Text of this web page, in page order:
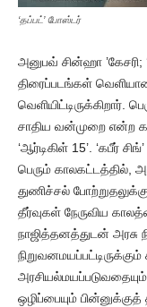
‘தப்பட்’ போஸ்டர்
அனுபவ் சின்ஹா ’கேசரி;
திரைப்படங்கள்
வெளியிட்டிருக்கிறார்.
சாதிய வன்முறை என்ற
‘ஆர்டிகிள் 15’. ‘கபீர்
பெரும் காலகட்டத்தில்,
துணிச்சல்
தீர்வுகள் நேருவிய
நாஜித்தனத்துடன் அரசு
ஒழிப்பையும்